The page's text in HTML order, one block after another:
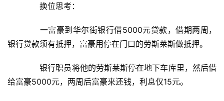
换位思考：
一富豪到华尔街银行借5000元贷款，借期两周，
银行贷款须有抵押，富豪用停在门口的劳斯莱斯做抵押。
银行职员将他的劳斯莱斯停在地下车库里，然后借
给富豪5000元，两周后富豪来还钱，利息仅15元。